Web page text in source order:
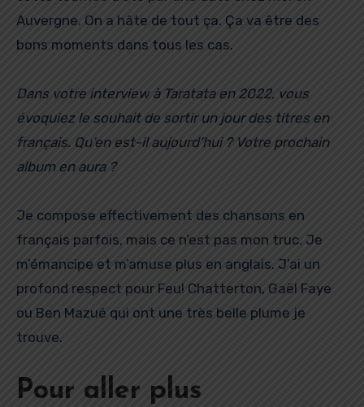
Auvergne. On a hâte de tout ça. Ça va être des
bons moments dans tous les cas.
Dans votre interview à Taratata en 2022, vous
évoquiez le souhait de sortir un jour des titres en
français. Qu’en est-il aujourd’hui ? Votre prochain
album en aura ?
Je compose effectivement des chansons en
français parfois, mais ce n’est pas mon truc. Je
m’émancipe et m’amuse plus en anglais. J’ai un
profond respect pour Feu! Chatterton, Gaël Faye
ou Ben Mazué qui ont une très belle plume je
trouve.
Pour aller plus